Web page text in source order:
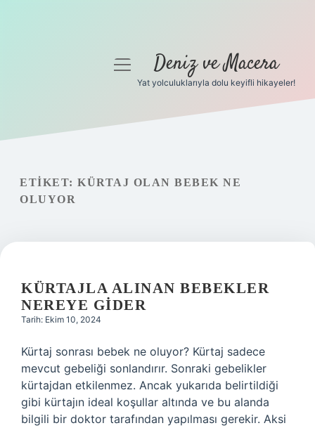
Gizlilik Politikası
Hakkımızda
menüyüDeniz ve Macera
Yat yolculuklarıyla dolu keyifli hikayeler!
ETIKET: KÜRTAJ OLAN BEBEK NE
OLUYOR
KÜRTAJLA ALINAN BEBEKLER
NEREYE GIDER
Tarih: Ekim 10, 2024
Kürtaj sonrası bebek ne oluyor? Kürtaj sadece
mevcut gebeliği sonlandırır. Sonraki gebelikler
kürtajdan etkilenmez. Ancak yukarıda belirtildiği
gibi kürtajın ideal koşullar altında ve bu alanda
bilgili bir doktor tarafından yapılması gerekir. Aksi